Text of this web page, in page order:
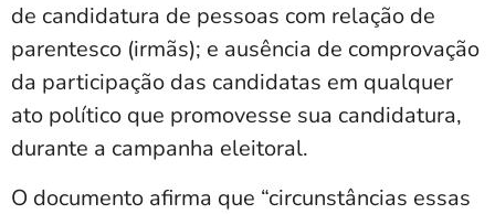
de candidatura de pessoas com relação de
parentesco (irmãs); e ausência de comprovação
da participação das candidatas em qualquer
ato político que promovesse sua candidatura,
durante a campanha eleitoral.
O documento afirma que “circunstâncias essas